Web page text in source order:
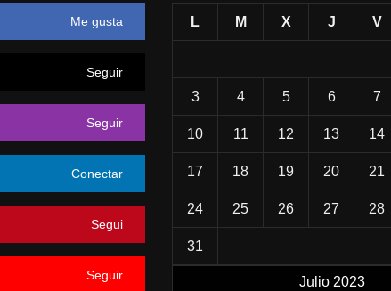
Me gusta
Seguir
Seguir
Conectar
Segui
Seguir Julio 2023
L M X J V
3 4 5 6 7
10 11 12 13 14
17 18 19 20 21
24 25 26 27 28
31